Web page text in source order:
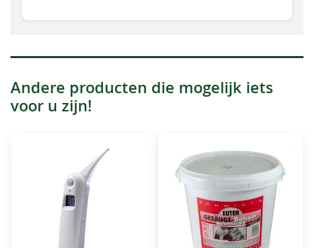
Andere producten die mogelijk iets
voor u zijn!